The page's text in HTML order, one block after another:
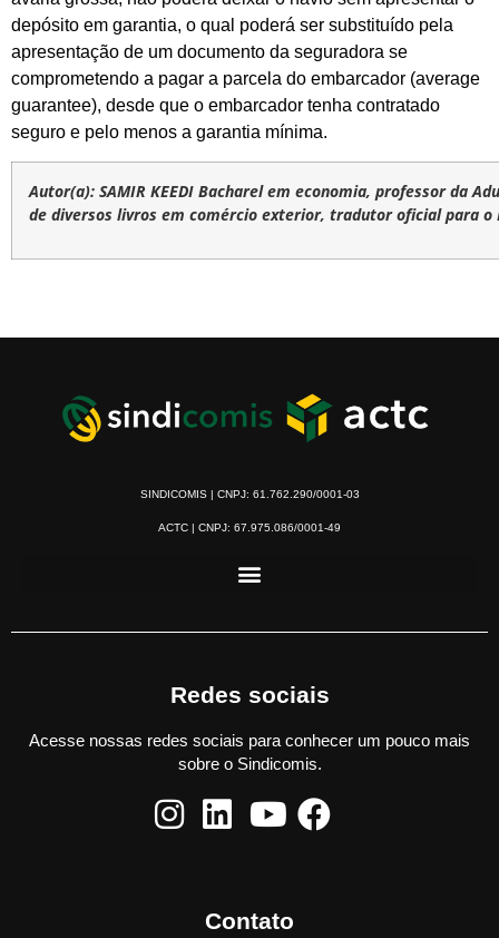
depósito em garantia, o qual poderá ser substituído pela
apresentação de um documento da seguradora se
comprometendo a pagar a parcela do embarcador (average
guarantee), desde que o embarcador tenha contratado
seguro e pelo menos a garantia mínima.
Autor(a): SAMIR KEEDI Bacharel em economia, professor da
de diversos livros em comércio exterior, tradutor oficial para
SINDICOMIS | CNPJ: 61.762.290/0001-03
ACTC | CNPJ: 67.975.086/0001-49
Redes sociais
Acesse nossas redes sociais para conhecer um pouco mais
sobre o Sindicomis.
Contato